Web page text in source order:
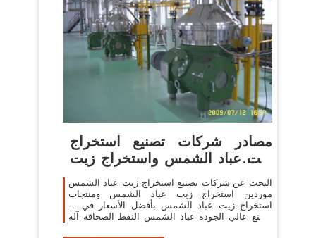
مصادر شركات تصنيع استخراج
زيت عباد الشمس واستخراج زيت
عباد ...
البحث عن شركات تصنيع استخراج زيت عباد الشمس
موردين استخراج زيت عباد الشمس ومنتجات
استخراج زيت عباد الشمس بأفضل الأسعار في ...
مصنع عالي الجودة عباد الشمس النفط الصحافة آلة